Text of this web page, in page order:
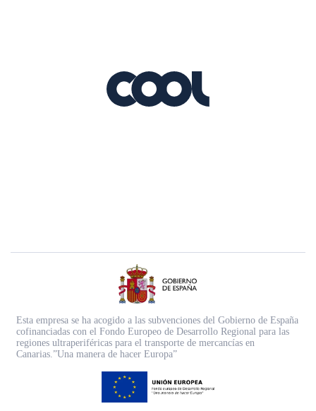
Esta empresa se ha acogido a las subvenciones del Gobierno de España
cofinanciadas con el Fondo Europeo de Desarrollo Regional para las
regiones ultraperiféricas para el transporte de mercancías en
Canarias.”Una manera de hacer Europa”